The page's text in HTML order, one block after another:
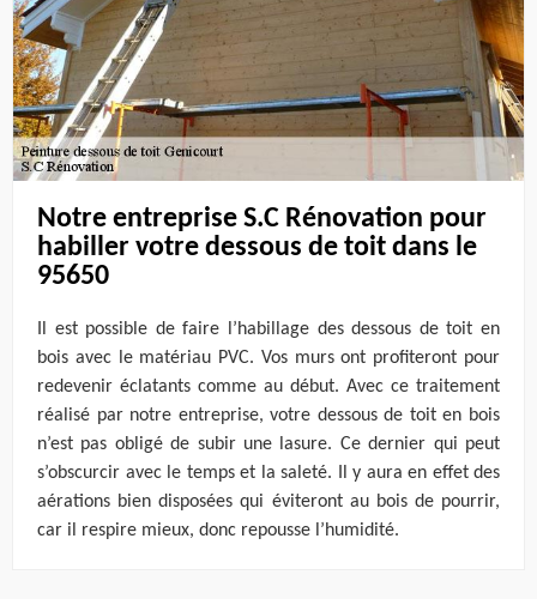
Notre entreprise S.C Rénovation pour
habiller votre dessous de toit dans le
95650
Il est possible de faire l’habillage des dessous de toit en
bois avec le matériau PVC. Vos murs ont profiteront pour
redevenir éclatants comme au début. Avec ce traitement
réalisé par notre entreprise, votre dessous de toit en bois
n’est pas obligé de subir une lasure. Ce dernier qui peut
s’obscurcir avec le temps et la saleté. Il y aura en effet des
aérations bien disposées qui éviteront au bois de pourrir,
car il respire mieux, donc repousse l’humidité.